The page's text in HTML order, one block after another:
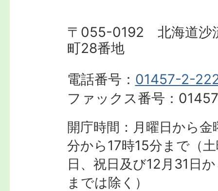
〒055-0192 北海道沙
町28番地
電話番号： 01457-2-
ファックス番号：
開庁時間：月曜日から
分から17時15分まで（
日、祝日及び12月31日
までは除く）